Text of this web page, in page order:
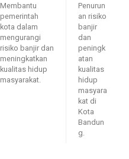
Membantu
pemerintah
kota dalam
mengurangi
risiko banjir dan
meningkatkan
kualitas hidup
masyarakat.
Penurun
an risiko
banjir
dan
peningk
atan
kualitas
hidup
masyara
kat di
Kota
Bandun
g.